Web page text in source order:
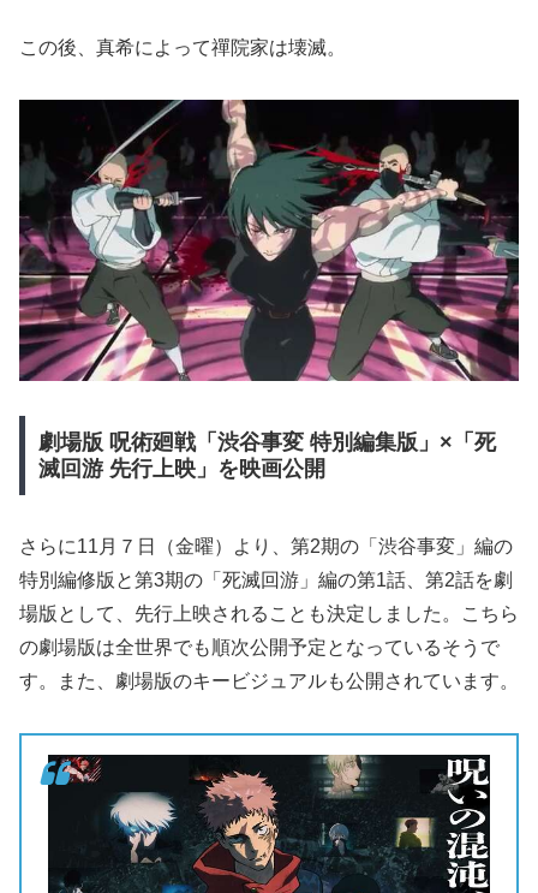
この後、真希によって禪院家は壊滅。
劇場版 呪術廻戦「渋谷事変 特別編集版」×「死
滅回游 先行上映」を映画公開
さらに11月７日（金曜）より、第2期の「渋谷事変」編の
特別編修版と第3期の「死滅回游」編の第1話、第2話を劇
場版として、先行上映されることも決定しました。こちら
の劇場版は全世界でも順次公開予定となっているそうで
す。また、劇場版のキービジュアルも公開されています。